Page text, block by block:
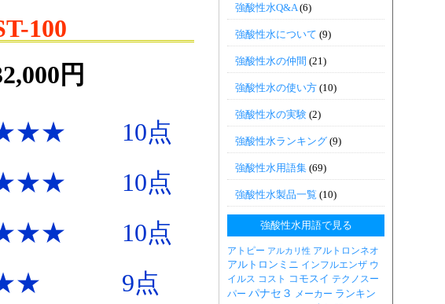
100
円
10点
10点
10点
9点
強酸性水Q&A (6)
強酸性水について (9)
強酸性水の仲間 (21)
強酸性水の使い方 (10)
強酸性水の実験 (2)
強酸性水ランキング (9)
強酸性水用語集 (69)
強酸性水製品一覧 (10)
強酸性水用語で見る
アトピー アルカリ性 アルトロンネオ
アルトロンミニ インフルエンザ ウ
イルス コスト コモスイ テクノスー
パー パナセ３ メーカー ランキン